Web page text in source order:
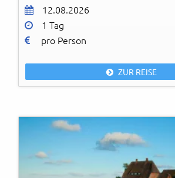
12.08.2026
1 Tag
pro Person
ZUR REISE